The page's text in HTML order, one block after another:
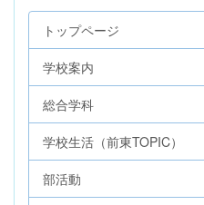
トップページ
学校案内
総合学科
学校生活（前東TOPIC）
部活動